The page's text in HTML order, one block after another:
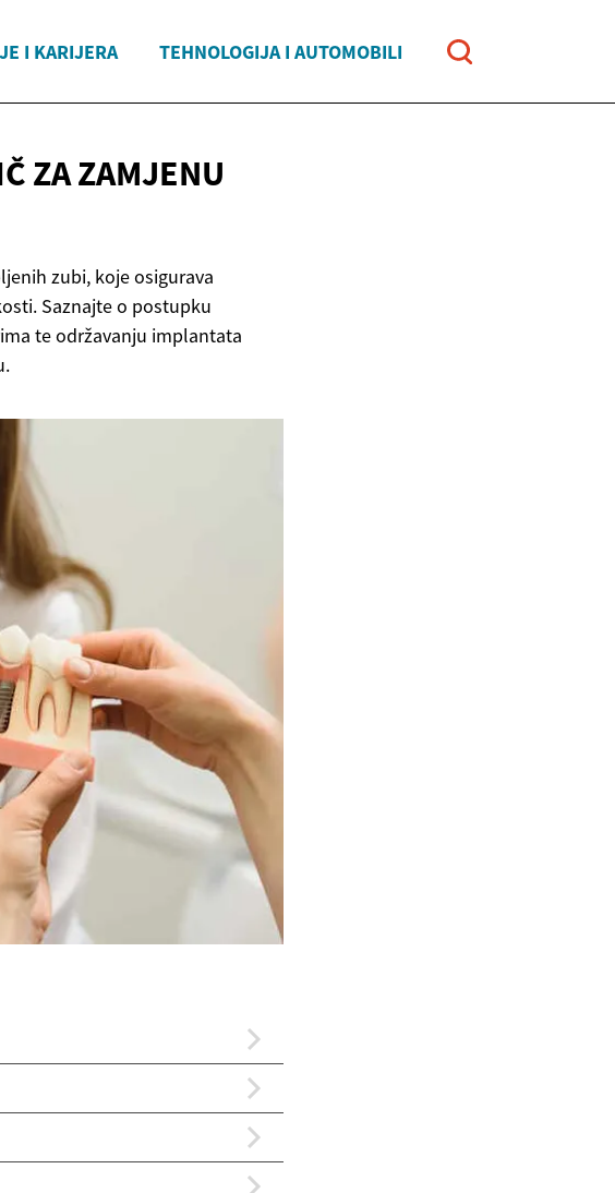
I KARIJERA TEHNOLOGIJA I AUTOMOBILI
ZAZAMJENU
zubi, koje osigurava
Saznajte o postupku
te održavanju implantata